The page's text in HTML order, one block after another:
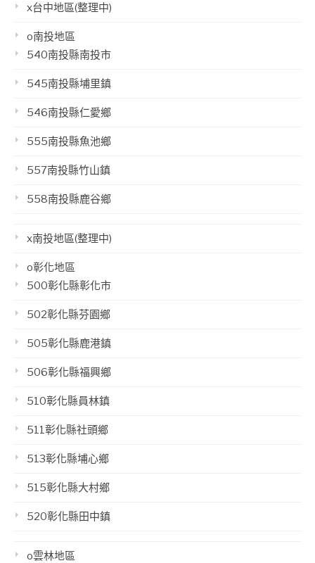
x台中地區(整理中)
o南投地區
540南投縣南投市
545南投縣埔里鎮
546南投縣仁愛鄉
555南投縣魚池鄉
557南投縣竹山鎮
558南投縣鹿谷鄉
x南投地區(整理中)
o彰化地區
500彰化縣彰化市
502彰化縣芬園鄉
505彰化縣鹿港鎮
506彰化縣福興鄉
510彰化縣員林鎮
511彰化縣社頭鄉
513彰化縣埔心鄉
515彰化縣大村鄉
520彰化縣田中鎮
o雲林地區